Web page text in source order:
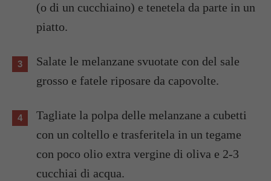
(o di un cucchiaino) e tenetela da parte in un
piatto.
Salate le melanzane svuotate con del sale
grosso e fatele riposare da capovolte.
Tagliate la polpa delle melanzane a cubetti
con un coltello e trasferitela in un tegame
con poco olio extra vergine di oliva e 2-3
cucchiai di acqua.